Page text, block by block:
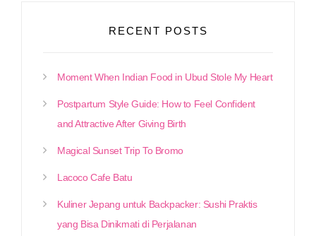
RECENT POSTS
Moment When Indian Food in Ubud Stole My Heart
Postpartum Style Guide: How to Feel Confident
and Attractive After Giving Birth
Magical Sunset Trip To Bromo
Lacoco Cafe Batu
Kuliner Jepang untuk Backpacker: Sushi Praktis
yang Bisa Dinikmati di Perjalanan